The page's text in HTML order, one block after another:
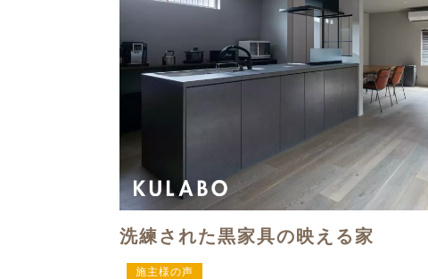
洗練された黒家具の映える家
施主様の声